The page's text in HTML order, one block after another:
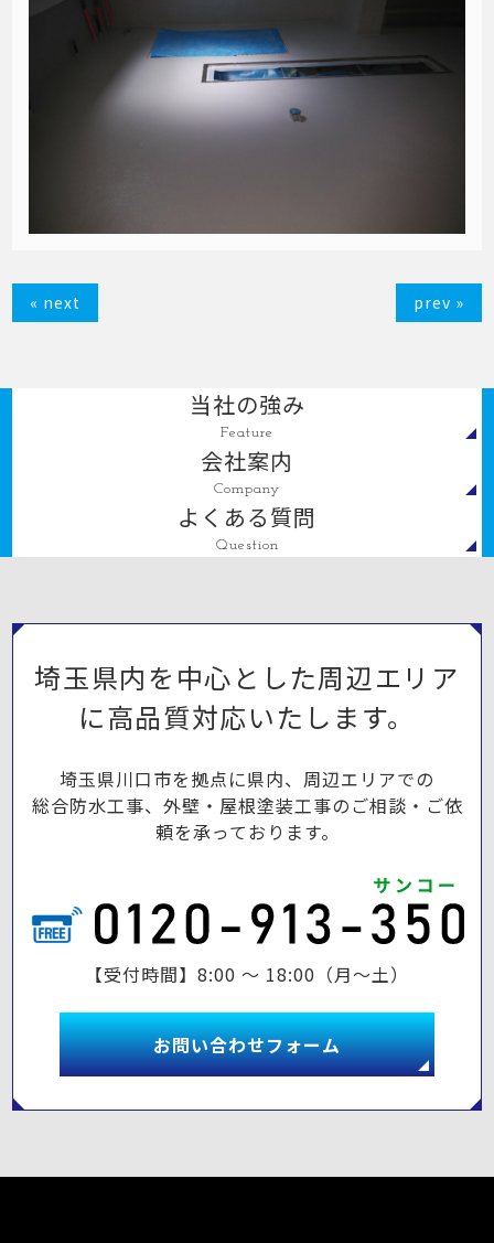
« next prev »
当社の強み
Feature
会社案内
Company
よくある質問
Question
埼玉県内を中心とした周辺エリア
に高品質対応いたします。
埼玉県川口市を拠点に県内、周辺エリアでの
総合防水工事、外壁・屋根塗装工事のご相談・ご依
頼を承っております。
【受付時間】8:00 ～ 18:00（月～土）
お問い合わせフォーム